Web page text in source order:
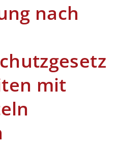
nach
mit